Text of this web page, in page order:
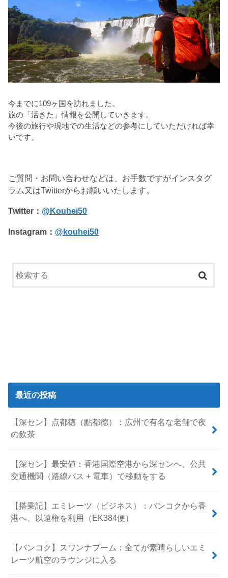
今までに109ヶ国を訪れました。
旅の「活きた」情報を公開していきます。
今後の旅行や現地での生活などの参考にしていただければ幸
いです。
ご質問・お問い合わせなどは、お手数ですがインスタグ
ラム又はTwitterからお願いいたします。
Twitter： @Kouhei50
Instagram： @kouhei50
最近の投稿
【深セン】点都徳（點都德）：広州で有名な老舗で夜
の飲茶
【深セン】最安値：香港国際空港から深センへ、公共
交通機関（路線バス + 電車）で移動をする
【搭乗記】エミレーツ（ビジネス）：バンコクから香
港へ、以遠権を利用（EK384便）
【バンコク】スワンナプーム：全てが素晴らしいエミ
レーツ航空のラウンジに入る